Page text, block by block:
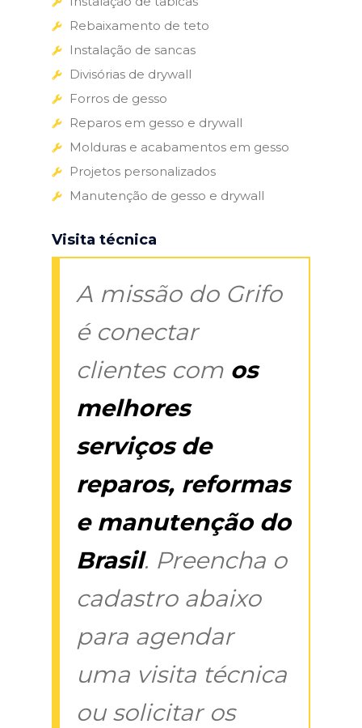
Rebaixamento de teto
Instalação de sancas
Divisórias de drywall
Forros de gesso
Reparos em gesso e drywall
Molduras e acabamentos em gesso
Projetos personalizados
Manutenção de gesso e drywall
Visita técnica
A missão do Grifo
é conectar
clientes com os
melhores
serviços de
reparos, reformas
e manutenção do
Brasil. Preencha o
cadastro abaixo
para agendar
uma visita técnica
ou solicitar os